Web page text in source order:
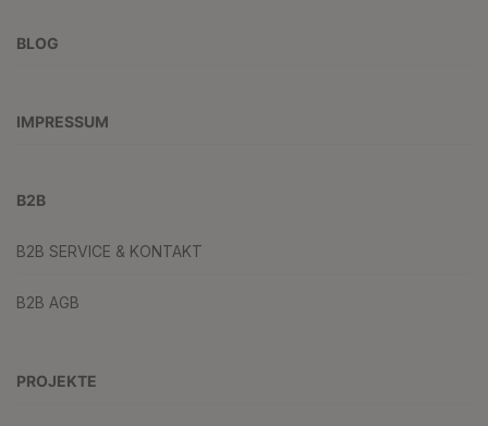
BLOG
IMPRESSUM
B2B
B2B SERVICE & KONTAKT
B2B AGB
PROJEKTE